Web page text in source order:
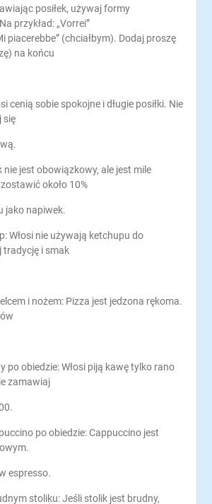
posiłek, używaj formy
przykład: „Vorrei”
piacerebbe” (chciałbym). Dodaj proszę
na końcu
cenią sobie spokojne i długie posiłki. Nie
się
nie jest obowiązkowy, ale jest mile
około 10%
jako napiwek.
Włosi nie używają ketchupu do
tradycję i smak
i nożem: Pizza jest jedzona rękoma.
po obiedzie: Włosi piją kawę tylko rano
zamawiaj
po obiedzie: Cappuccino jest
espresso.
stoliku: Jeśli stolik jest brudny,